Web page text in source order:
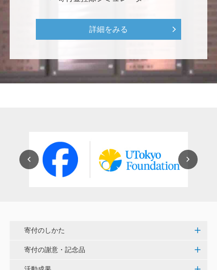
世界のISAKI」を実現し、日本を、そして世界をリー
ス・プロジェクト（三崎臨海実験所）>
穴吹 善範
昨春に開催された小石川植物園の観桜会は素晴らし
用いただけると幸いです。 <東京大学動物医療センタ
ー未来基金（東大VMC基金）>
白石流司、その始まりを赤門に。 <ひらけ！赤門プロ
ジェクト>
詳細をみる
寄付のしかた
寄付の謝意・記念品